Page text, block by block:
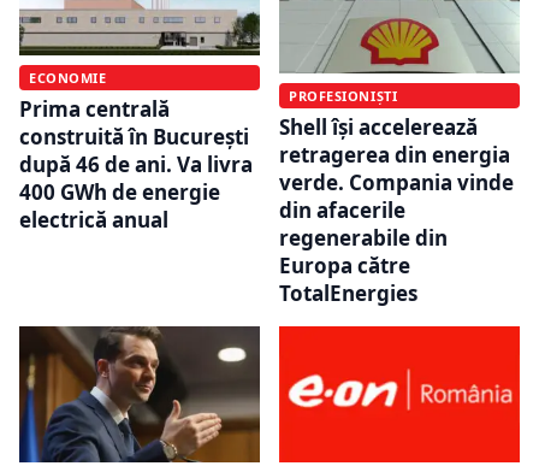
ECONOMIE
Prima centrală
construită în București
după 46 de ani. Va livra
400 GWh de energie
electrică anual
PROFESIONIȘTI
Shell își accelerează
retragerea din energia
verde. Compania vinde
din afacerile
regenerabile din
Europa către
TotalEnergies